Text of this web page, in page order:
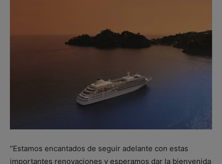
“Estamos encantados de seguir adelante con estas
importantes renovaciones y esperamos dar la bienvenida